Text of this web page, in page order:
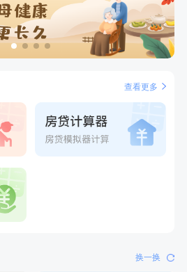
成功预约了坐班族体检套餐（男）
成功预约糖尿病强化体检套餐
购买了小熊电烤箱 DKX-F10M6
成功预约女性常规体检套餐
查看更多
换一换